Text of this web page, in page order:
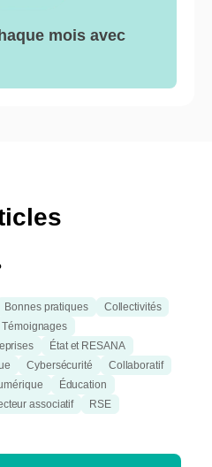
mois avec
Bonnes pratiques
Collectivités
Témoignages
État et RESANA
Cybersécurité
Collaboratif
Éducation
associatif RSE